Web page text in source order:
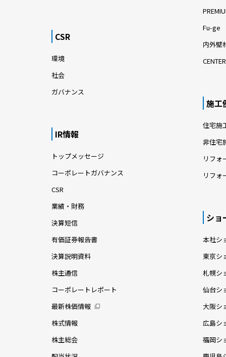
CSR
環境
社会
ガバナンス
IR情報
トップメッセージ
コーポレートガバナンス
CSR
業績・財務
決算短信
有価証券報告書
決算説明資料
株主通信
コーポレートレポート
最新株価情報
株式情報
株主総会
Fu-ge
内外壁
施工
住宅施
非住宅
リフォ
リフォ
ショ
本社シ
東京シ
札幌シ
仙台シ
大阪シ
広島シ
福岡シ